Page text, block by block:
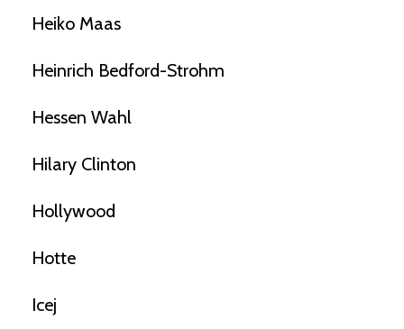
Heiko Maas
Heinrich Bedford-Strohm
Hessen Wahl
Hilary Clinton
Hollywood
Hotte
Icej